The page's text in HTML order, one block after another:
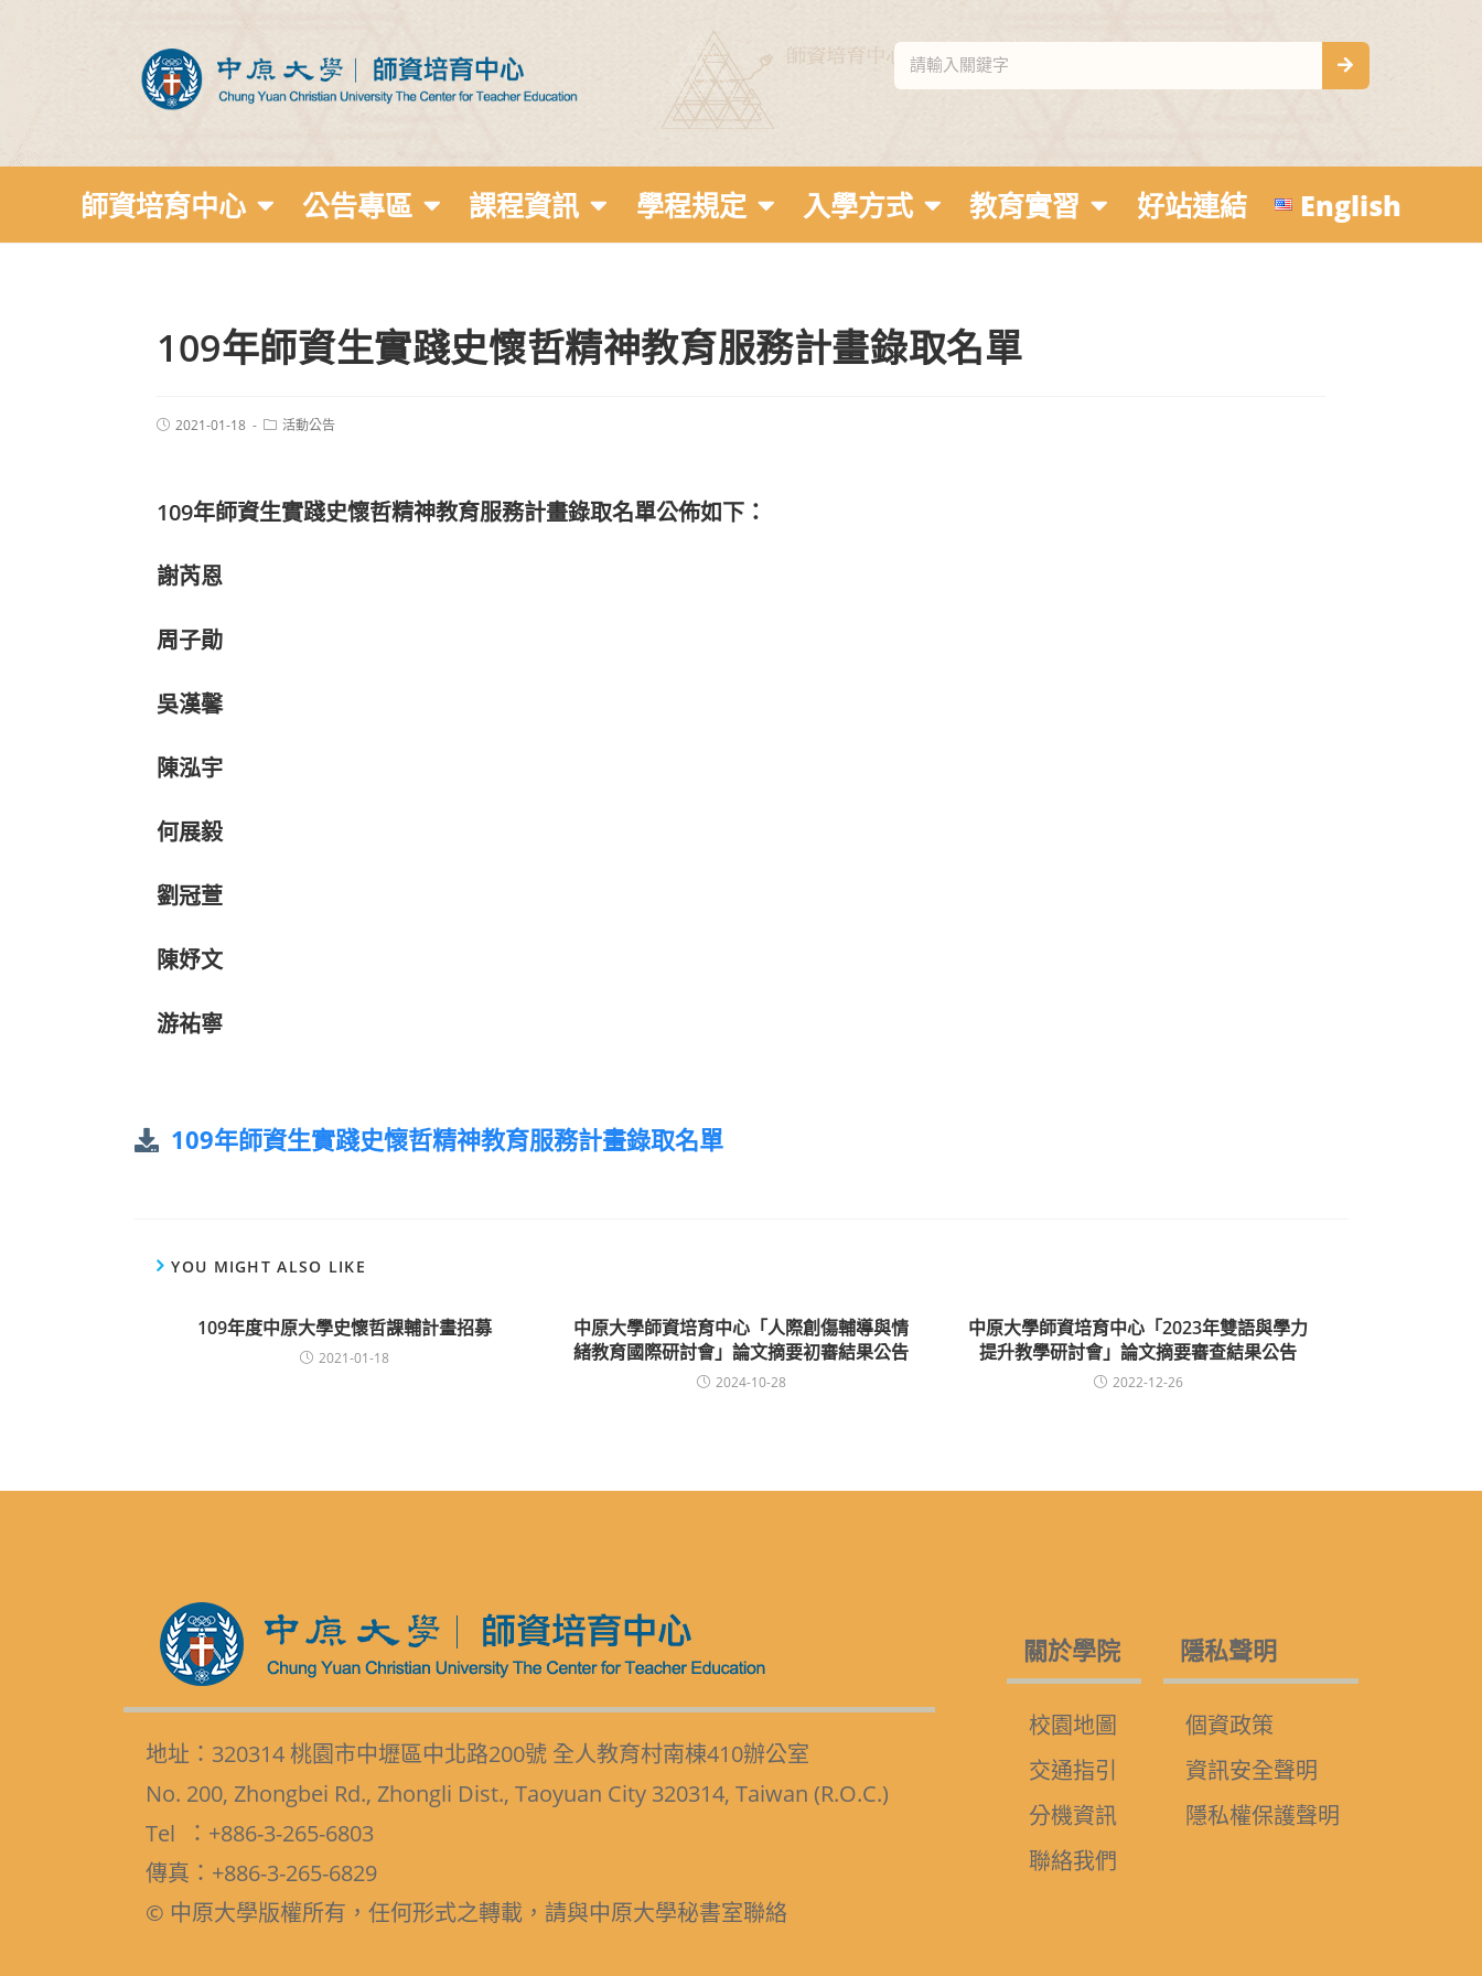
師資培育中心 公告專區 課程資訊 學程規定 入學方式 教育實習 好站連結 English
109年師資生實踐史懷哲精神教育服務計畫錄取名單
2021-01-18 活動公告
109年師資生實踐史懷哲精神教育服務計畫錄取名單公佈如下：
謝芮恩
周子勛
吳漢馨
陳泓宇
何展毅
劉冠萱
陳妤文
游祐寧
109年師資生實踐史懷哲精神教育服務計畫錄取名單
YOU MIGHT ALSO LIKE
109年度中原大學史懷哲課輔計畫招募
2021-01-18
中原大學師資培育中心「人際創傷輔導與情
緒教育國際研討會」論文摘要初審結果公告
2024-10-28
中原大學師資培育中心「2023年雙語與學力
提升教學研討會」論文摘要審查結果公告
2022-12-26
地址：320314 桃園市中壢區中北路200號 全人教育村南棟410辦公室
No. 200, Zhongbei Rd., Zhongli Dist., Taoyuan City 320314, Taiwan (R.O.C.)
Tel ：+886-3-265-6803
傳真：+886-3-265-6829
© 中原大學版權所有，任何形式之轉載，請與中原大學秘書室聯絡
關於學院
校園地圖
交通指引
分機資訊
聯絡我們
隱私聲明
個資政策
資訊安全聲明
隱私權保護聲明